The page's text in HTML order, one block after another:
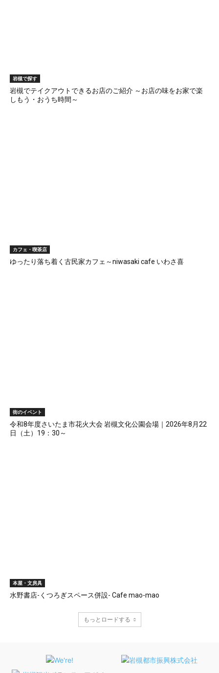
岩槻で探す
岩槻でテイクアウトできるお店のご紹介 ～お店の味をお家で楽
しもう・おうち時間～
カフェ・喫茶店
ゆったり落ち着く古民家カフェ～niwasaki cafe いわさ喜
街のイベント
令和8年度さいたま市花火大会 岩槻文化公園会場｜2026年8月22
日（土）19：30～
本屋・文房具
水野書店-くつろぎスペース併設- Cafe mao-mao
もっとロードする